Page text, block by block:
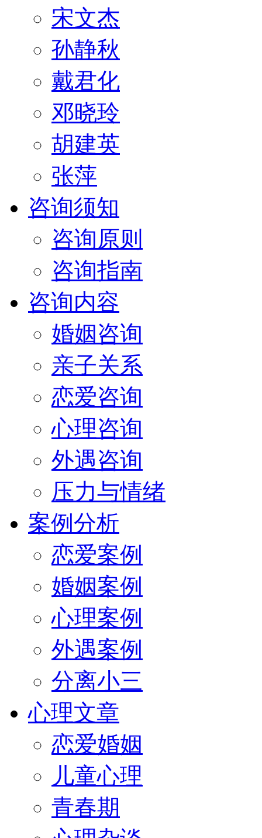
宋文杰
孙静秋
戴君化
邓晓玲
胡建英
张萍
咨询须知
咨询原则
咨询指南
咨询内容
婚姻咨询
亲子关系
恋爱咨询
心理咨询
外遇咨询
压力与情绪
案例分析
恋爱案例
婚姻案例
心理案例
外遇案例
分离小三
心理文章
恋爱婚姻
儿童心理
青春期